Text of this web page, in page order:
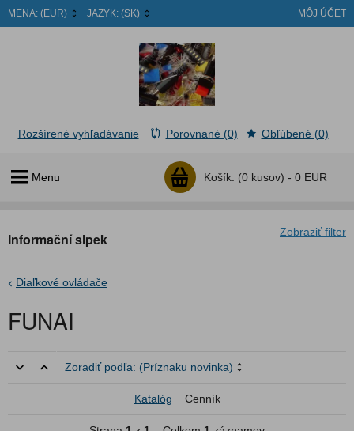
MENA: (EUR) JAZYK: (SK) MÔJ ÚČET
Menu Košík: (0 kusov) - 0 EUR
Rozšírené vyhľadávanie Porovnané (0) Obľúbené (0)
Zobraziť filter
Informační slpek
Diaľkové ovládače
FUNAI
Zoradiť podľa: (Príznaku novinka)
Katalóg Cenník